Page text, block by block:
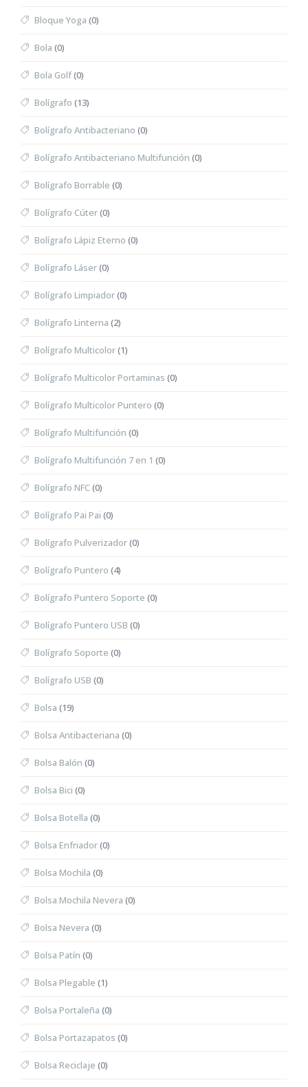
Bloque Yoga (0)
Bola (0)
Bola Golf(0)
Bolígrafo (13)
Bolígrafo Antibacteriano (0)
Bolígrafo Antibacteriano Multifunción (0)
Bolígrafo Borrable (0)
Bolígrafo Cúter(0)
Bolígrafo Lápiz Eterno (0)
Bolígrafo Láser(0)
Bolígrafo Limpiador(0)
Bolígrafo Linterna (2)
Bolígrafo Multicolor(1)
Bolígrafo Multicolor Portaminas (0)
Bolígrafo Multicolor Puntero (0)
Bolígrafo Multifunción (0)
Bolígrafo Multifunción 7 en 1 (0)
Bolígrafo NFC(0)
Bolígrafo Pai Pai (0)
Bolígrafo Pulverizador(0)
Bolígrafo Puntero (4)
Bolígrafo Puntero Soporte (0)
Bolígrafo Puntero USB (0)
Bolígrafo Soporte (0)
Bolígrafo USB (0)
Bolsa (19)
Bolsa Antibacteriana (0)
Bolsa Balón (0)
Bolsa Bici (0)
Bolsa Botella (0)
Bolsa Enfriador(0)
Bolsa Mochila (0)
Bolsa Mochila Nevera (0)
Bolsa Nevera (0)
Bolsa Patín (0)
Bolsa Plegable (1)
Bolsa Portaleña (0)
Bolsa Portazapatos (0)
Bolsa Reciclaje (0)